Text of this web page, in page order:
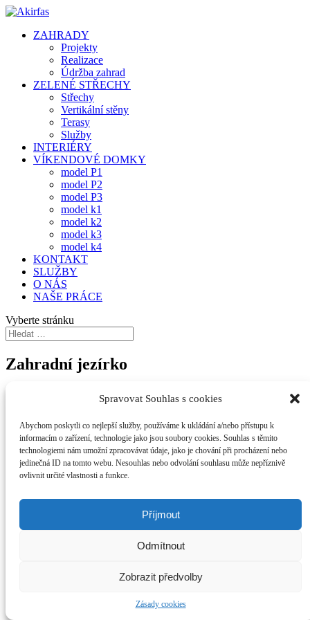
Spravovat Souhlas s cookies
Abychom poskytli co nejlepší služby, používáme k ukládání a/nebo přístupu k
informacím o zařízení, technologie jako jsou soubory cookies. Souhlas s těmito
technologiemi nám umožní zpracovávat údaje, jako je chování při procházení nebo
jedinečná ID na tomto webu. Nesouhlas nebo odvolání souhlasu může nepříznivě
ovlivnit určité vlastnosti a funkce.
Příjmout
Odmítnout
Zobrazit předvolby
Zásady cookies
ZAHRADY
Projekty
Realizace
Údržba zahrad
ZELENÉ STŘECHY
Střechy
Vertikální stěny
Terasy
Služby
INTERIÉRY
VÍKENDOVÉ DOMKY
model P1
model P2
model P3
model k1
model k2
model k3
model k4
KONTAKT
SLUŽBY
O NÁS
NAŠE PRÁCE
Vyberte stránku
Zahradní jezírko
callback, function 'monsterinsights_tracking_script' not found or
/data/4/7/476a0b48-7433-4d54-aba0-
68f51bdeee43/akirfas.cz/www/wp-includes/class-wp-hook.php